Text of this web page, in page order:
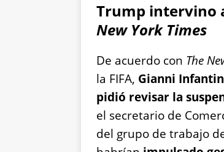
Trump intervino
New York Times
De acuerdo con The
la FIFA, Gianni
pidió revisar la
el secretario de
del grupo de trabajo